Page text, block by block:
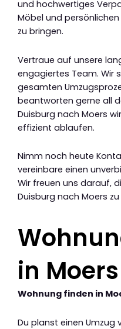
und hochwertiges
Möbel und
zu bringen.
Vertraue auf unsere
engagiertes Team. Wir
gesamten
beantworten gerne all
Duisburg nach Moers
effizient ablaufen.
Nimm noch heute
vereinbare einen
Wir freuen uns darauf,
Duisburg nach Moers
in Moers
Wohnung finden in
Du planst einen Umzug